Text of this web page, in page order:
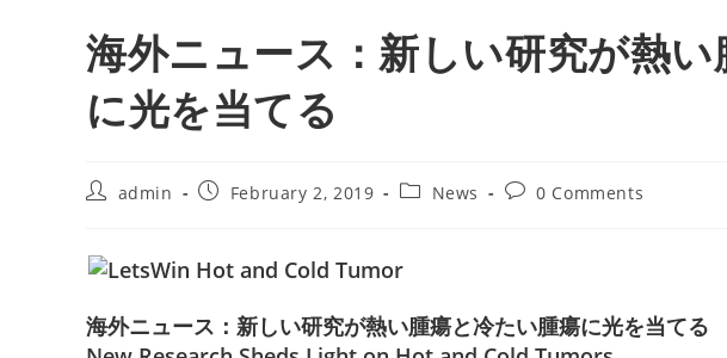
海外ニュース：新しい研究が熱
に光を当てる
Postadmin
PostFebruary 2, 2019
PostNews
Post0 Comments
海外ニュース：新しい研究が熱い腫瘍と冷たい腫瘍に光を当てる